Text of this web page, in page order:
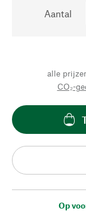
Aantal
alle
CO₂-
Op